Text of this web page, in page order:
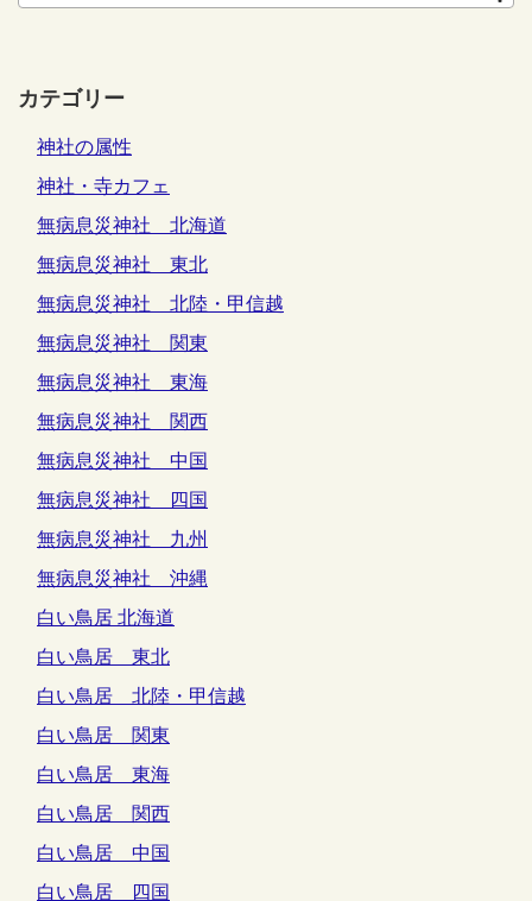
カテゴリー
神社の属性
神社・寺カフェ
無病息災神社 北海道
無病息災神社 東北
無病息災神社 北陸・甲信越
無病息災神社 関東
無病息災神社 東海
無病息災神社 関西
無病息災神社 中国
無病息災神社 四国
無病息災神社 九州
無病息災神社 沖縄
白い鳥居 北海道
白い鳥居 東北
白い鳥居 北陸・甲信越
白い鳥居 関東
白い鳥居 東海
白い鳥居 関西
白い鳥居 中国
白い鳥居 四国